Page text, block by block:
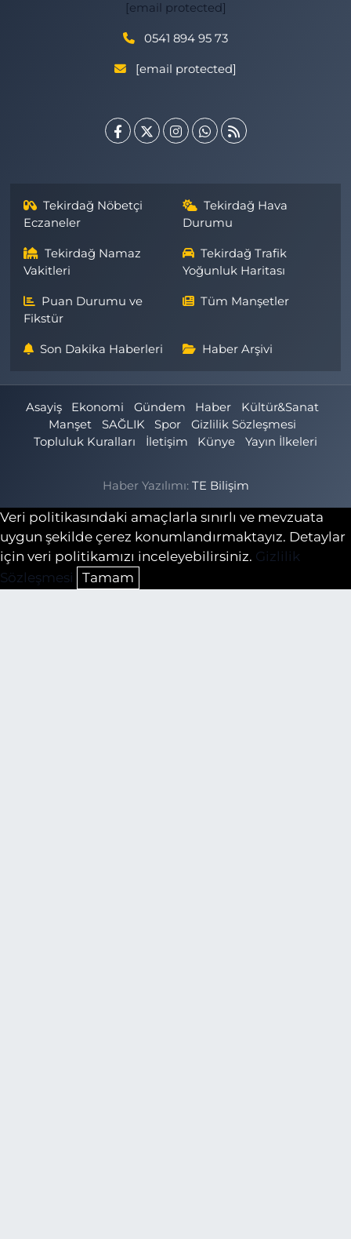
[email protected]
0541 894 95 73
[email protected]
Tekirdağ Nöbetçi
Eczaneler
Tekirdağ Hava
Durumu
Tekirdağ Namaz
Vakitleri
Tekirdağ Trafik
Yoğunluk Haritası
Puan Durumu ve
Fikstür
Tüm Manşetler
Son Dakika Haberleri Haber Arşivi
Asayiş Ekonomi Gündem Haber
Kültür&Sanat
Manşet
SAĞLIK Spor
Gizlilik Sözleşmesi
Topluluk Kuralları
İletişim Künye Yayın İlkeleri
Haber Yazılımı: TE Bilişim
Veri politikasındaki amaçlarla sınırlı ve mevzuata
uygun şekilde çerez konumlandırmaktayız. Detaylar
için veri politikamızı inceleyebilirsiniz. Gizlilik
Sözleşmesi
Tamam